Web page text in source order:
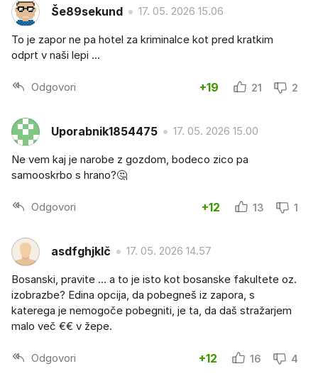
Še89sekund 17. 05. 2026 15.06
To je zapor ne pa hotel za kriminalce kot pred kratkim
odprt v naši lepi ...
Odgovori +19 21 2
Uporabnik1854475 17. 05. 2026 15.00
Ne vem kaj je narobe z gozdom, bodeco zico pa
samooskrbo s hrano?🤔
Odgovori +12 13 1
asdfghjklč 17. 05. 2026 14.57
Bosanski, pravite ... a to je isto kot bosanske fakultete oz.
izobrazbe? Edina opcija, da pobegneš iz zapora, s
katerega je nemogoče pobegniti, je ta, da daš stražarjem
malo več €€ v žepe.
Odgovori +12 16 4